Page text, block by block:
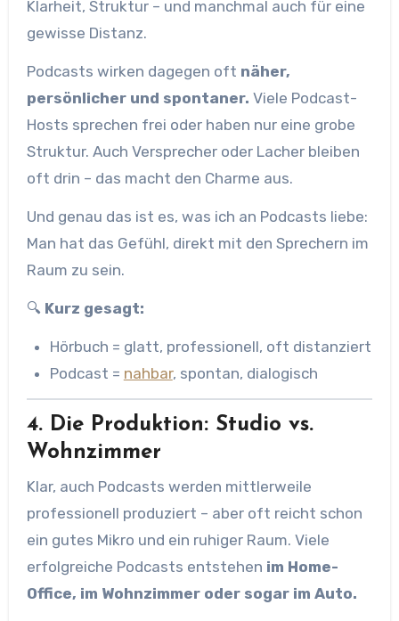
Klarheit, Struktur – und manchmal auch für eine
gewisse Distanz.
Podcasts wirken dagegen oft näher,
persönlicher und spontaner. Viele Podcast-
Hosts sprechen frei oder haben nur eine grobe
Struktur. Auch Versprecher oder Lacher bleiben
oft drin – das macht den Charme aus.
Und genau das ist es, was ich an Podcasts liebe:
Man hat das Gefühl, direkt mit den Sprechern im
Raum zu sein.
🔍 Kurz gesagt:
Hörbuch = glatt, professionell, oft distanziert
Podcast = nahbar, spontan, dialogisch
4. Die Produktion: Studio vs.
Wohnzimmer
Klar, auch Podcasts werden mittlerweile
professionell produziert – aber oft reicht schon
ein gutes Mikro und ein ruhiger Raum. Viele
erfolgreiche Podcasts entstehen im Home-
Office, im Wohnzimmer oder sogar im Auto.